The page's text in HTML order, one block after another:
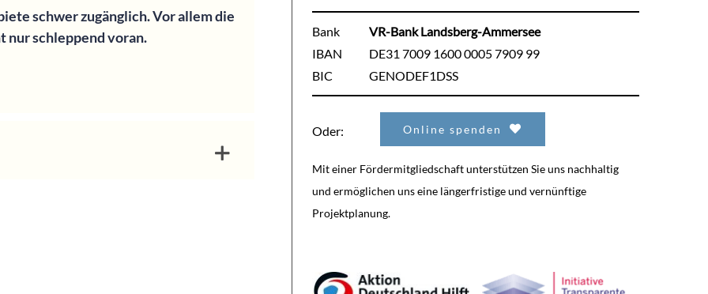
schwer zugänglich. Vor allem die
nur schleppend voran.
Bank
IBAN
BIC
VR-Bank Landsberg-Ammersee
DE31 7009 1600 0005 7909 99
GENODEF1DSS
Oder: Online spenden
Mit einer Fördermitgliedschaft unterstützen Sie uns nachhaltig
und ermöglichen uns eine längerfristige und vernünftige
Projektplanung.